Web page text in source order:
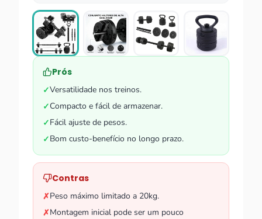
Prós
✓Versatilidade nos treinos.
✓Compacto e fácil de armazenar.
✓Fácil ajuste de pesos.
✓Bom custo-benefício no longo prazo.
Contras
✗Peso máximo limitado a 20kg.
✗Montagem inicial pode ser um pouco